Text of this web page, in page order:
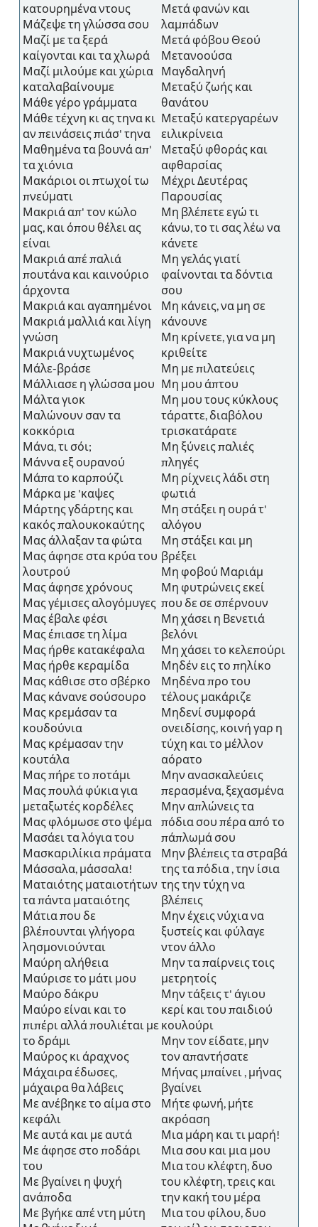
κατουρημένα ντους
Μάζεψε τη γλώσσα σου
Μαζί με τα ξερά
καίγονται και τα χλωρά
Μαζί μιλούμε και χώρια
καταλαβαίνουμε
Μάθε γέρο γράμματα
Μάθε τέχνη κι ας τηνα κι
αν πεινάσεις πιάσ' τηνα
Μαθημένα τα βουνά απ'
τα χιόνια
Μακάριοι οι πτωχοί τω
πνεύματι
Μακριά απ' τον κώλο
μας, και όπου θέλει ας
είναι
Μακριά απέ παλιά
πουτάνα και καινούριο
άρχοντα
Μακριά και αγαπημένοι
Μακριά μαλλιά και λίγη
γνώση
Μακριά νυχτωμένος
Μάλε-βράσε
Μάλλιασε η γλώσσα μου
Μάλτα γιοκ
Μαλώνουν σαν τα
κοκκόρια
Μάνα, τι σόι;
Μάννα εξ ουρανού
Μάπα το καρπούζι
Μάρκα με 'καψες
Μάρτης γδάρτης και
κακός παλουκοκαύτης
Μας άλλαξαν τα φώτα
Μας άφησε στα κρύα του
λουτρού
Μας άφησε χρόνους
Μας γέμισες αλογόμυγες
Μας έβαλε φέσι
Μας έπιασε τη λίμα
Μας ήρθε κατακέφαλα
Μας ήρθε κεραμίδα
Μας κάθισε στο σβέρκο
Μας κάνανε σούσουρο
Μας κρεμάσαν τα
κουδούνια
Μας κρέμασαν την
κουτάλα
Μας πήρε το ποτάμι
Μας πουλά φύκια για
μεταξωτές κορδέλες
Μας φλόμωσε στο ψέμα
Μασάει τα λόγια του
Μασκαριλίκια πράματα
Μάσσαλα, μάσσαλα!
Ματαιότης ματαιοτήτων
τα πάντα ματαιότης
Μάτια που δε
βλέπουνται γλήγορα
λησμονιούνται
Μαύρη αλήθεια
Μαύρισε το μάτι μου
Μαύρο δάκρυ
Μαύρο είναι και το
πιπέρι αλλά πουλιέται με
το δράμι
Μαύρος κι άραχνος
Μάχαιρα έδωσες,
μάχαιρα θα λάβεις
Με ανέβηκε το αίμα στο
κεφάλι
Με αυτά και με αυτά
Με άφησε στο ποδάρι
του
Με βγαίνει η ψυχή
ανάποδα
Με βγήκε απέ ντη μύτη
Μετά φανών και
λαμπάδων
Μετά φόβου Θεού
Μετανοούσα
Μαγδαληνή
Μεταξύ ζωής και
θανάτου
Μεταξύ κατεργαρέων
ειλικρίνεια
Μεταξύ φθοράς και
αφθαρσίας
Μέχρι Δευτέρας
Παρουσίας
Μη βλέπετε εγώ τι
κάνω, το τι σας λέω να
κάνετε
Μη γελάς γιατί
φαίνονται τα δόντια
σου
Μη κάνεις, να μη σε
κάνουνε
Μη κρίνετε, για να μη
κριθείτε
Μη με πιλατεύεις
Μη μου άπτου
Μη μου τους κύκλους
τάραττε, διαβόλου
τρισκατάρατε
Μη ξύνεις παλιές
πληγές
Μη ρίχνεις λάδι στη
φωτιά
Μη στάξει η ουρά τ'
αλόγου
Μη στάξει και μη
βρέξει
Μη φοβού Μαριάμ
Μη φυτρώνεις εκεί
που δε σε σπέρνουν
Μη χάσει η Βενετιά
βελόνι
Μη χάσει το κελεπούρι
Μηδέν εις το πηλίκο
Μηδένα προ του
τέλους μακάριζε
Μηδενί συμφορά
ονειδίσης, κοινή γαρ η
τύχη και το μέλλον
αόρατο
Μην ανασκαλεύεις
περασμένα, ξεχασμένα
Μην απλώνεις τα
πόδια σου πέρα από το
πάπλωμά σου
Μην βλέπεις τα στραβά
της τα πόδια , την ίσια
της την τύχη να
βλέπεις
Μην έχεις νύχια να
ξυστείς και φύλαγε
ντον άλλο
Μην τα παίρνεις τοις
μετρητοίς
Μην τάξεις τ' άγιου
κερί και του παιδιού
κουλούρι
Μην τον είδατε, μην
τον απαντήσατε
Μήνας μπαίνει , μήνας
βγαίνει
Μήτε φωνή, μήτε
ακρόαση
Μια μάρη και τι μαρή!
Μια σου και μια μου
Μια του κλέφτη, δυο
του κλέφτη, τρεις και
την κακή του μέρα
Μια του φίλου, δυο